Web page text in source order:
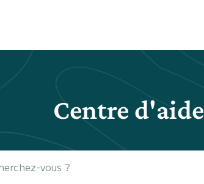
Centre d'aide